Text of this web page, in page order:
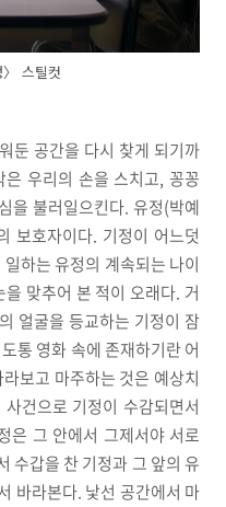
스틸컷
둔 공간을 다시 찾게 되기까
우리의 손을 스치고, 꽁꽁
을 불러일으킨다. 유정(박예
보호자이다. 기정이 어느덧
하는 유정의 계속되는 나이
맞추어 본 적이 오래다. 거
얼굴을 등교하는 기정이 잠
통 영화 속에 존재하기란 어
보고 마주하는 것은 예상치
건으로 기정이 수감되면서
은 그 안에서 그제서야 서로
수갑을 찬 기정과 그 앞의 유
바라본다. 낯선 공간에서 마